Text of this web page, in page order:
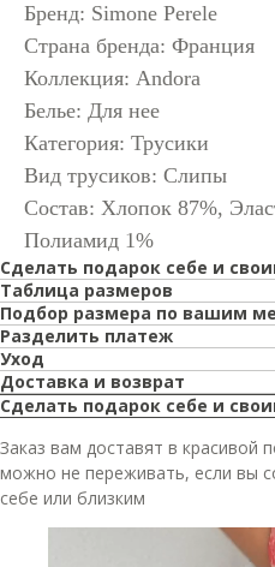
Бренд: Simone Perele
Страна бренда: Франция
Коллекция: Andora
Белье: Для нее
Категория: Трусики
Вид трусиков: Слипы
Состав: Хлопок 87%,
Полиамид 1%
Сделать подарок себе и
Таблица размеров
Подбор размера по вашим
Разделить платеж
Уход
Доставка и возврат
Сделать подарок себе и
Заказ вам доставят в красивой
можно не переживать, если вы
себе или близким